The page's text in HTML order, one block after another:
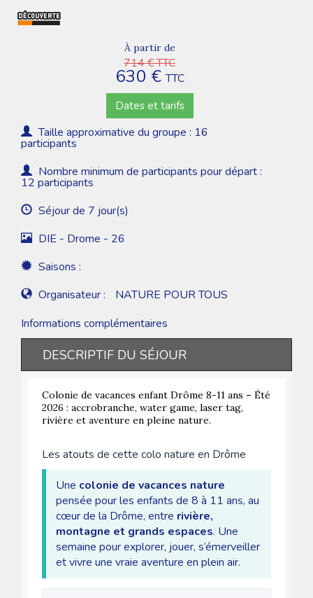
À partir de
714 € TTC
630 €TTC
Dates et tarifs
Taille approximative du groupe : 16
participants
Nombre minimum de participants pour départ :
12 participants
Séjour de 7 jour(s)
DIE - Drome - 26
Saisons :
Organisateur :
NATURE POUR TOUS
Informations complémentaires
DESCRIPTIF DU SÉJOUR
Colonie de vacances enfant Drôme 8-11 ans – Été
2026 : accrobranche, water game, laser tag,
rivière et aventure en pleine nature.
Les atouts de cette colo nature en Drôme
Une colonie de vacances nature
pensée pour les enfants de 8 à 11 ans, au
cœur de la Drôme, entre rivière,
montagne et grands espaces. Une
semaine pour explorer, jouer, s’émerveiller
et vivre une vraie aventure en plein air.